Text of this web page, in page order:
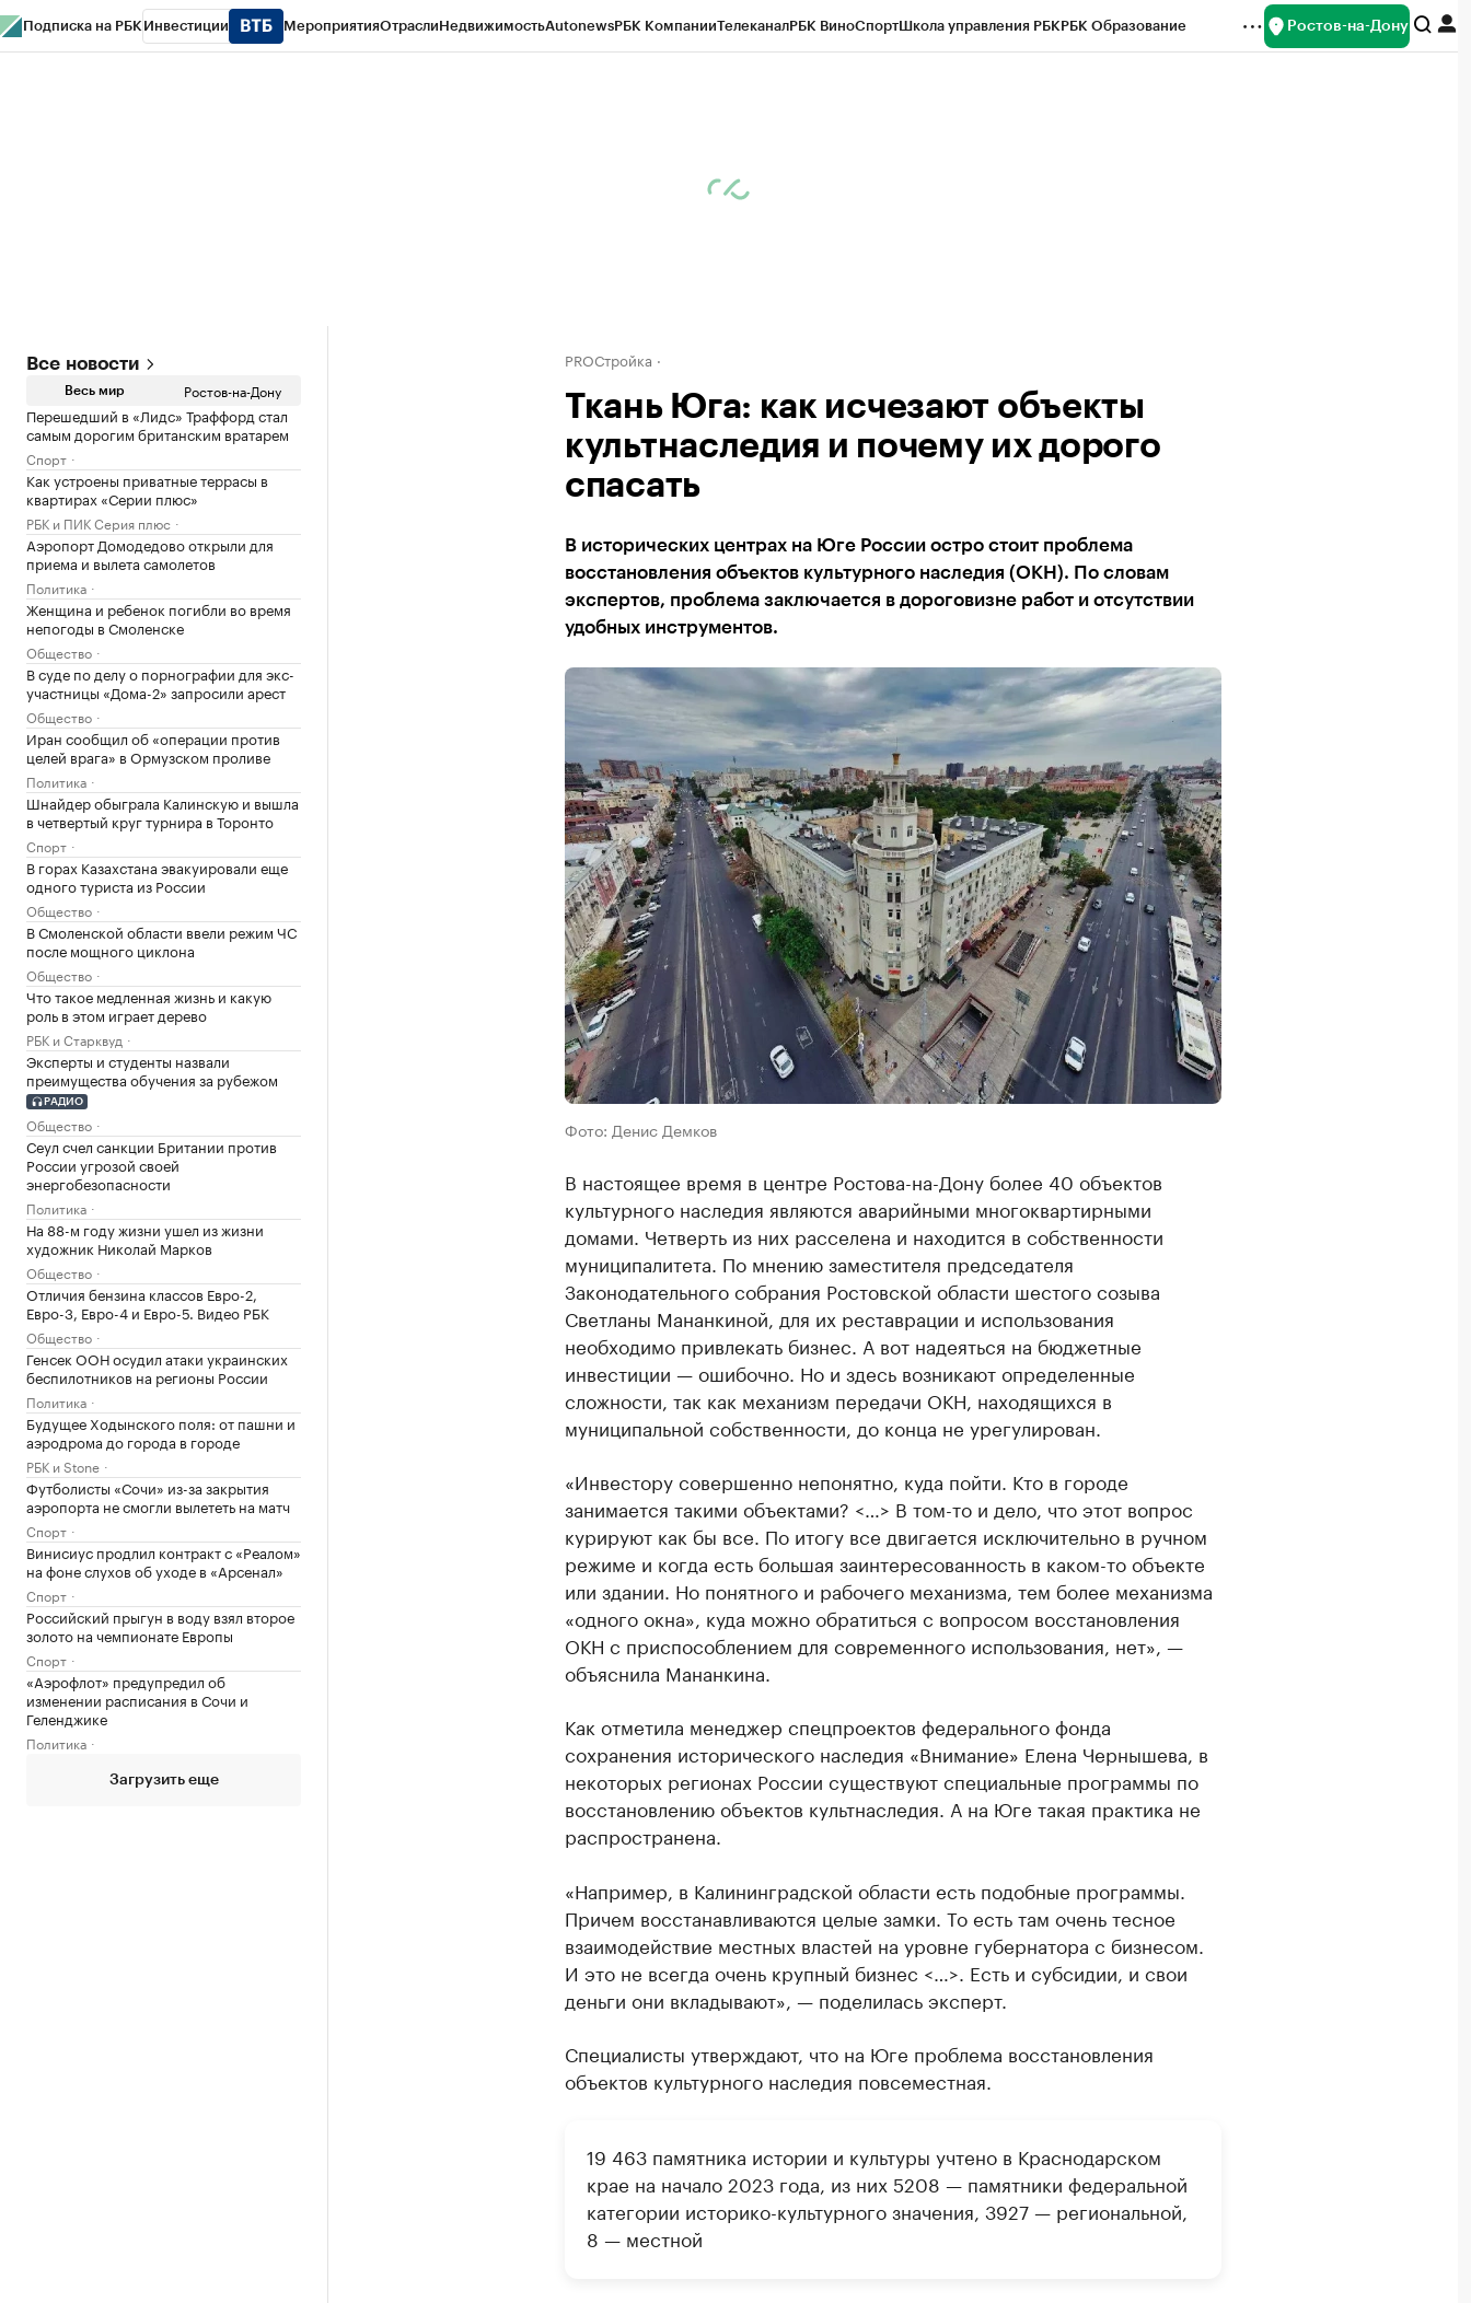
Подписка на РБК Инвестиции МероприятияОтраслиНедвижимостьAutonewsРБК КомпанииТелеканалРБК ВиноСпортШкола управления РБКРБК Образование Ростов-на-Дону
Все новости
Весь мир Ростов-на-Дону
Перешедший в «Лидс» Траффорд стал
самым дорогим британским вратарем
Спорт
Как устроены приватные террасы в
квартирах «Серии плюс»
РБК и ПИК Серия плюс
Аэропорт Домодедово открыли для
приема и вылета самолетов
Политика
Женщина и ребенок погибли во время
непогоды в Смоленске
Общество
В суде по делу о порнографии для экс-
участницы «Дома-2» запросили арест
Общество
Иран сообщил об «операции против
целей врага» в Ормузском проливе
Политика
Шнайдер обыграла Калинскую и вышла
в четвертый круг турнира в Торонто
Спорт
В горах Казахстана эвакуировали еще
одного туриста из России
Общество
В Смоленской области ввели режим ЧС
после мощного циклона
Общество
Что такое медленная жизнь и какую
роль в этом играет дерево
РБК и Старквуд
Эксперты и студенты назвали
преимущества обучения за рубежом
РАДИО
Общество
Сеул счел санкции Британии против
России угрозой своей
энергобезопасности
Политика
На 88-м году жизни ушел из жизни
художник Николай Марков
Общество
Отличия бензина классов Евро-2,
Евро-3, Евро-4 и Евро-5. Видео РБК
Общество
Генсек ООН осудил атаки украинских
беспилотников на регионы России
Политика
Будущее Ходынского поля: от пашни и
аэродрома до города в городе
РБК и Stone
Футболисты «Сочи» из-за закрытия
аэропорта не смогли вылететь на матч
Спорт
Винисиус продлил контракт с «Реалом»
на фоне слухов об уходе в «Арсенал»
Спорт
Российский прыгун в воду взял второе
золото на чемпионате Европы
Спорт
«Аэрофлот» предупредил об
изменении расписания в Сочи и
Геленджике
Политика
Загрузить еще
PROСтройка
Ткань Юга: как исчезают объекты
культнаследия и почему их дорого
спасать
В исторических центрах на Юге России остро стоит проблема
восстановления объектов культурного наследия (ОКН). По словам
экспертов, проблема заключается в дороговизне работ и отсутствии
удобных инструментов.
Фото: Денис Демков
В настоящее время в центре Ростова-на-Дону более 40 объектов
культурного наследия являются аварийными многоквартирными
домами. Четверть из них расселена и находится в собственности
муниципалитета. По мнению заместителя председателя
Законодательного собрания Ростовской области шестого созыва
Светланы Мананкиной, для их реставрации и использования
необходимо привлекать бизнес. А вот надеяться на бюджетные
инвестиции — ошибочно. Но и здесь возникают определенные
сложности, так как механизм передачи ОКН, находящихся в
муниципальной собственности, до конца не урегулирован.
«Инвестору совершенно непонятно, куда пойти. Кто в городе
занимается такими объектами? <…> В том-то и дело, что этот вопрос
курируют как бы все. По итогу все двигается исключительно в ручном
режиме и когда есть большая заинтересованность в каком-то объекте
или здании. Но понятного и рабочего механизма, тем более механизма
«одного окна», куда можно обратиться с вопросом восстановления
ОКН с приспособлением для современного использования, нет», —
объяснила Мананкина.
Как отметила менеджер спецпроектов федерального фонда
сохранения исторического наследия «Внимание» Елена Чернышева, в
некоторых регионах России существуют специальные программы по
восстановлению объектов культнаследия. А на Юге такая практика не
распространена.
«Например, в Калининградской области есть подобные программы.
Причем восстанавливаются целые замки. То есть там очень тесное
взаимодействие местных властей на уровне губернатора с бизнесом.
И это не всегда очень крупный бизнес <…>. Есть и субсидии, и свои
деньги они вкладывают», — поделилась эксперт.
Специалисты утверждают, что на Юге проблема восстановления
объектов культурного наследия повсеместная.
19 463 памятника истории и культуры учтено в Краснодарском
крае на начало 2023 года, из них 5208 — памятники федеральной
категории историко-культурного значения, 3927 — региональной,
8 — местной